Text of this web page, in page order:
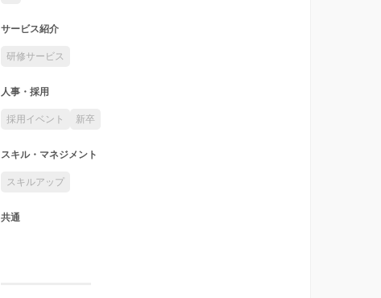
サービス紹介
研修サービス
人事・採用
採用イベント 新卒
スキル・マネジメント
スキルアップ
共通